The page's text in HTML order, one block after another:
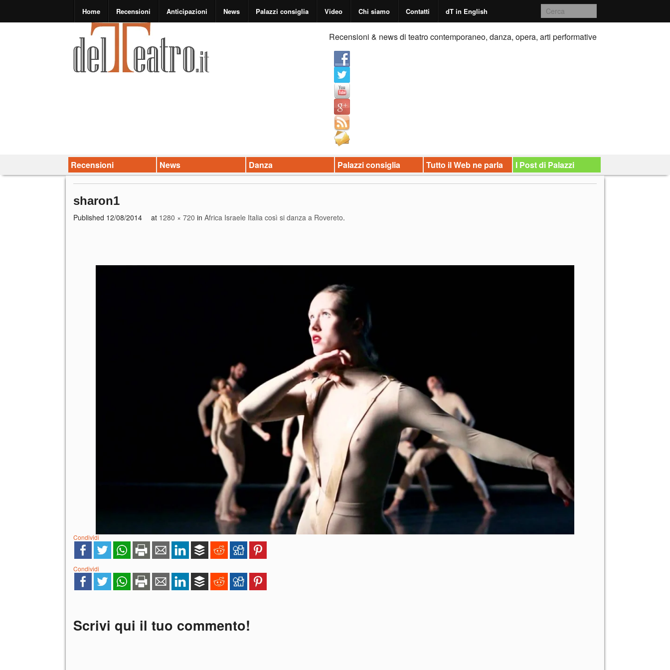
Home Recensioni Anticipazioni News Palazzi consiglia Video Chi siamo Contatti dT in English
Recensioni & news di teatro contemporaneo, danza, opera, arti performative
Recensioni News Danza Palazzi consiglia Tutto il Web ne parla I Post di Palazzi
sharon1
Published 12/08/2014 at 1280 × 720 in Africa Israele Italia così si danza a Rovereto.
Condividi
Condividi
Scrivi qui il tuo commento!